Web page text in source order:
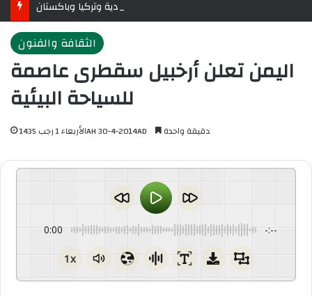
الثقافة والفنون
اليمن تعلن أرخبيل سقطرى عاصمة
للسياحة البيئية
الأربعاء 1 رجب 1435AH 30-4-2014AD دقيقة واحدة
0:00 -:--
1x